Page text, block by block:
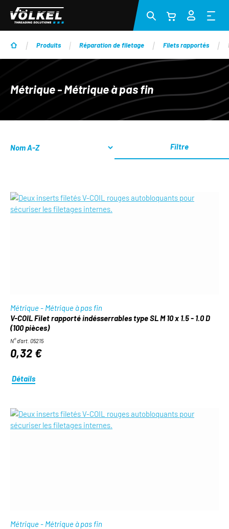
Passer au contenu principal
Produits Réparation de filetage Filets rapportés
Métrique - Métrique à pas fin
Filtre
Métrique - Métrique à pas fin
V-COIL Filet rapporté indésserrables type SL M 10 x 1.5 - 1.0 D
(100 pièces)
N° d'art. 05215
0,32 €
Détails
Métrique - Métrique à pas fin